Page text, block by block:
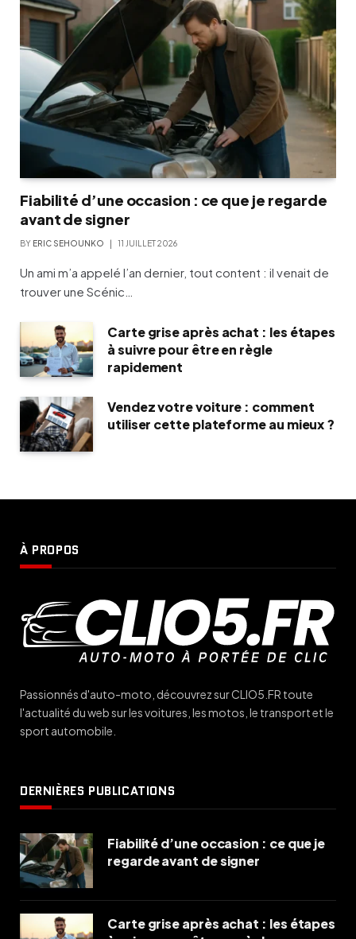
Fiabilité d’une occasion : ce que je regarde
avant de signer
BY ERIC SEHOUNKO 11 JUILLET 2026
Un ami m’a appelé l’an dernier, tout content : il venait de
trouver une Scénic…
Carte grise après achat : les étapes
à suivre pour être en règle
rapidement
Vendez votre voiture : comment
utiliser cette plateforme au mieux ?
À PROPOS
Passionnés d'auto-moto, découvrez sur CLIO5.FR toute
l'actualité du web sur les voitures, les motos, le transport et le
sport automobile.
DERNIÈRES PUBLICATIONS
Fiabilité d’une occasion : ce que je
regarde avant de signer
Carte grise après achat : les étapes